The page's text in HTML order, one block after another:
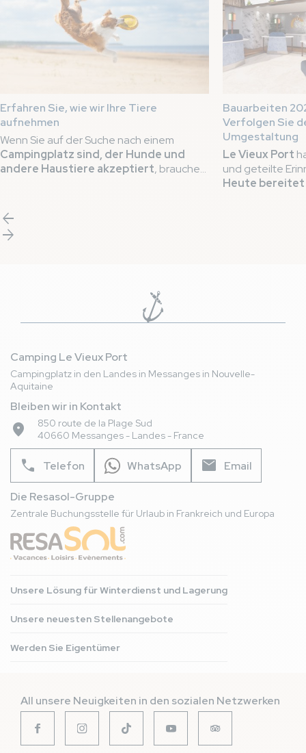
Erfahren Sie, wie wir Ihre Tiere
aufnehmen
Wenn Sie auf der Suche nach einem
Campingplatz sind, der Hunde und
andere Haustiere akzeptiert, brauchen
ist nun stolzer Träger des
Siegels
Engagement, Ihren vierbeinigen Freunden
Bauarbeiten
Verfolgen Sie
Umgestaltung
Le Vieux Port
und geteilte
Heute bereitet
arrow_back
arrow_forward
Camping Le Vieux Port
Campingplatz in den Landes in Messanges in Nouvelle-
Aquitaine
Bleiben wir in Kontakt
place
850 route de la Plage Sud
40660 Messanges - Landes - France
phone Telefon WhatsApp mail Email
Die Resasol-Gruppe
Zentrale Buchungsstelle für Urlaub in Frankreich und Europa
Unsere Lösung für Winterdienst und Lagerung
Unsere neuesten Stellenangebote
Werden Sie Eigentümer
All unsere Neuigkeiten in den sozialen Netzwerken